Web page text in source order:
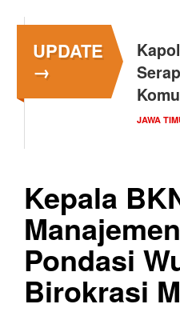
UPDATE
→
JAWA
Kepala
Pondasi
Birokrasi